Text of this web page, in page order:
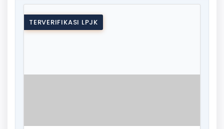
TERVERIFIKASI LPJK